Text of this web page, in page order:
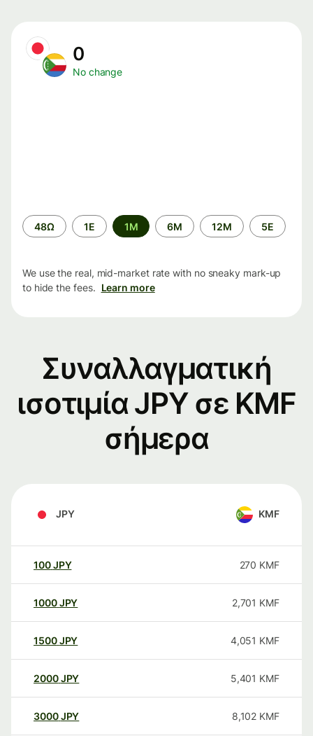
0
No change
Time
period
48Ω 1Ε 1M 6M 12M 5Ε
We use the real, mid-market rate with no sneaky mark-up
to hide the fees. Learn more
Συναλλαγματική
ισοτιμία JPY σε KMF
σήμερα
JPY KMF
100JPY 270 KMF
1000JPY 2,701 KMF
1500JPY 4,051 KMF
2000JPY 5,401 KMF
3000JPY 8,102 KMF